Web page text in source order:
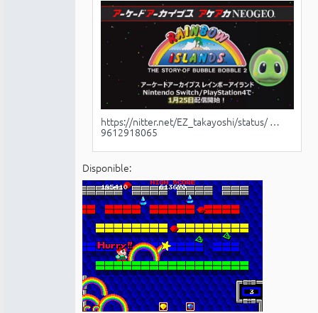
https://nitter.net/EZ_takayoshi/status/ …
9612918065
Disponible: